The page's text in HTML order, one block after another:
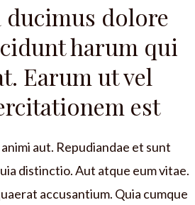
ducimus dolore
harum qui
Earum ut vel
est
aut. Repudiandae et sunt
distinctio. Aut atque eum vitae.
accusantium. Quia cumque